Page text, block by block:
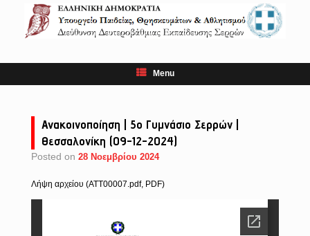
content
Menu
Ανακοινοποίηση | 5ο Γυμνάσιο Σερρών |
Θεσσαλονίκη (09-12-2024)
Posted on 28 Νοεμβρίου 2024
Λήψη αρχείου (ATT00007.pdf, PDF)